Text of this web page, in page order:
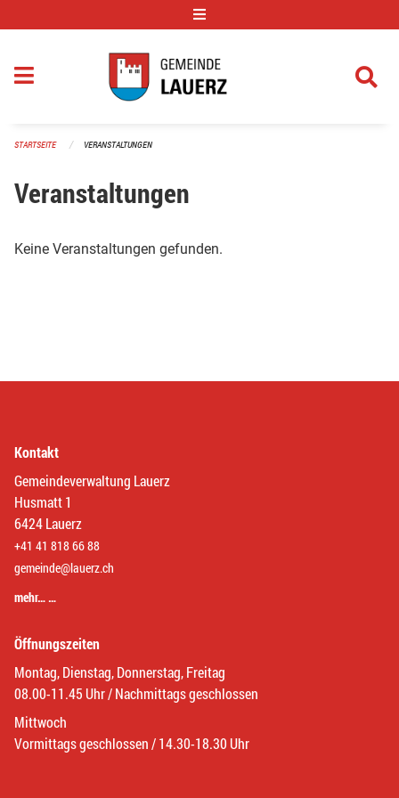
STARTSEITE VERANSTALTUNGEN
Veranstaltungen
Keine Veranstaltungen gefunden.
Kontakt
Gemeindeverwaltung Lauerz
Husmatt 1
6424 Lauerz
+41 41 818 66 88
gemeinde@lauerz.ch
mehr… …
Öffnungszeiten
Montag, Dienstag, Donnerstag, Freitag
08.00-11.45 Uhr / Nachmittags geschlossen
Mittwoch
Vormittags geschlossen / 14.30-18.30 Uhr